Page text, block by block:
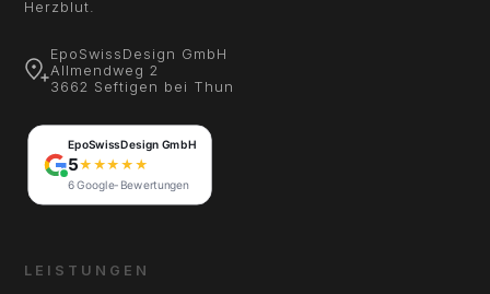
Herzblut.
EpoSwissDesign GmbH
Allmendweg 2
3662 Seftigen bei Thun
LEISTUNGEN